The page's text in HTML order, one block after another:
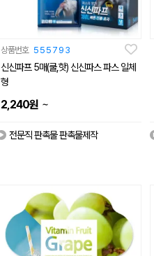
상품번호 555793
신신파프 5매(쿨,핫) 신신파스 파스 일체
형
2,240원 ~
전문직 판촉물 판촉물제작